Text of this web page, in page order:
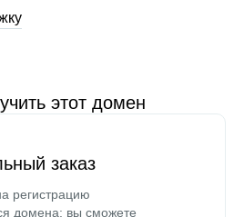
этот домен
заказ
регистрацию
домена: вы сможете